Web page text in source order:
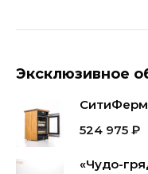
Эксклюзивное
524 975 ₽
«Чудо-